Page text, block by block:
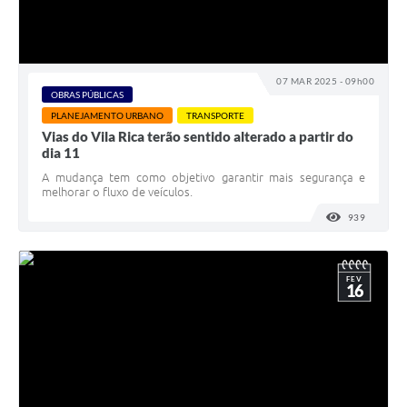
07 MAR 2025 - 09h00
OBRAS PÚBLICAS
PLANEJAMENTO URBANO
TRANSPORTE
Vias do Vila Rica terão sentido alterado a partir do
dia 11
A mudança tem como objetivo garantir mais segurança e
melhorar o fluxo de veículos.
939
FEV
16